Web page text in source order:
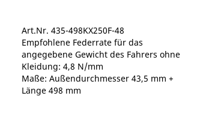
Art.Nr. 435-498KX250F-48
Empfohlene Federrate für das
angegebene Gewicht des Fahrers ohne
Kleidung: 4,8 N/mm
Maße: Außendurchmesser 43,5 mm +
Länge 498 mm